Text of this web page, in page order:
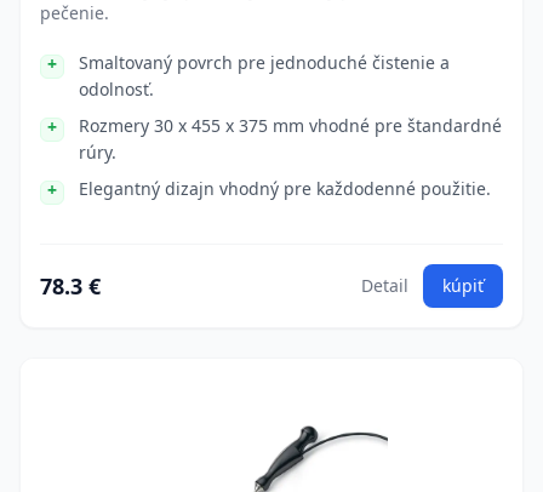
pečenie.
Smaltovaný povrch pre jednoduché čistenie a
odolnosť.
Rozmery 30 x 455 x 375 mm vhodné pre štandardné
rúry.
Elegantný dizajn vhodný pre každodenné použitie.
78.3 € Detail kúpiť